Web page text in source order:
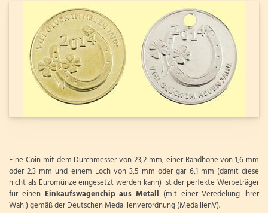
Eine Coin mit dem Durchmesser von 23,2 mm, einer Randhöhe von 1,6 mm
oder 2,3 mm und einem Loch von 3,5 mm oder gar 6,1 mm (damit diese
nicht als Euromünze eingesetzt werden kann) ist der perfekte Werbeträger
für einen Einkaufswagenchip aus Metall (mit einer Veredelung Ihrer
Wahl) gemäß der Deutschen Medaillenverordnung (MedaillenV).